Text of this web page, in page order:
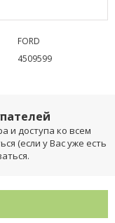
FORD
4509599
и доступа ко всем
(если у Вас уже есть